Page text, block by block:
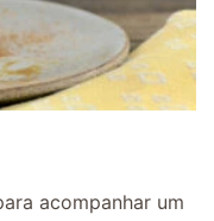
acompanhar um